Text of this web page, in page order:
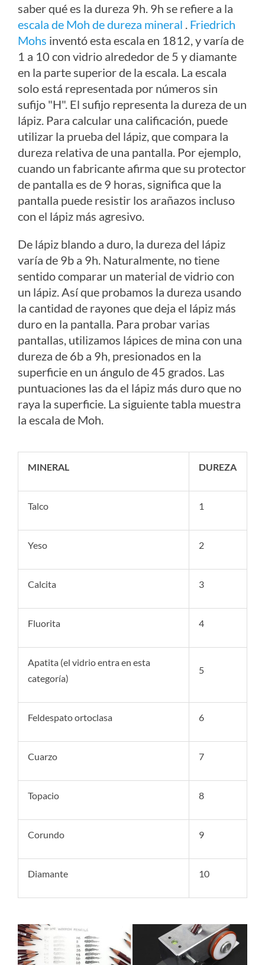
saber qué es la dureza 9h. 9h se refiere a la
escala de Moh de dureza mineral Friedrich
Mohs inventó esta escala en 1812, y varía de
1 a 10 con vidrio alrededor de 5 y diamante
en la parte superior de la escala. La escala
solo está representada por números sin
sufijo "H". El sufijo representa la dureza de un
lápiz. Para calcular una calificación, puede
utilizar la prueba del lápiz, que compara la
dureza relativa de una pantalla. Por ejemplo,
cuando un fabricante afirma que su protector
de pantalla es de 9 horas, significa que la
pantalla puede resistir los arañazos incluso
con el lápiz más agresivo.
De lápiz blando a duro, la dureza del lápiz
varía de 9b a 9h. Naturalmente, no tiene
sentido comparar un material de vidrio con
un lápiz. Así que probamos la dureza usando
la cantidad de rayones que deja el lápiz más
duro en la pantalla. Para probar varias
pantallas, utilizamos lápices de mina con una
dureza de 6b a 9h, presionados en la
superficie en un ángulo de 45 grados. Las
puntuaciones las da el lápiz más duro que no
raya la superficie. La siguiente tabla muestra
la escala de Moh.
MINERAL DUREZA
Talco 1
Yeso 2
Calcita 3
Fluorita 4
Apatita (el vidrio entra en esta
categoría)
5
Feldespato ortoclasa 6
Cuarzo 7
Topacio 8
Corundo 9
Diamante 10